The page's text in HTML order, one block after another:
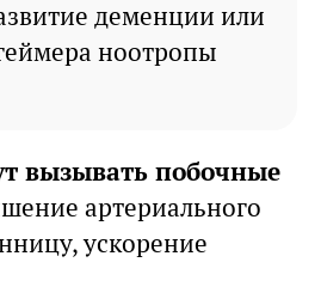
деменции или
ноотропы
вызывать побочные
артериального
ускорение